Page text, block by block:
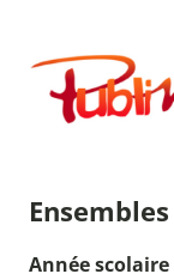
contenu
Publimath
Année scolaire